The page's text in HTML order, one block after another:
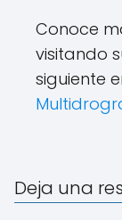
Conoce
visitando
siguiente
Deja una